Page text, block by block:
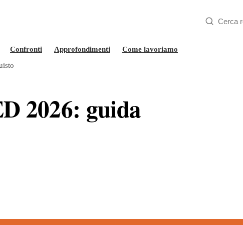
Confronti Approfondimenti Come lavoriamo
2026: guida